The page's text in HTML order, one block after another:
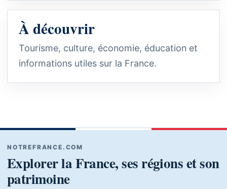
À découvrir
Tourisme, culture, économie, éducation et
informations utiles sur la France.
NOTREFRANCE.COM
Explorer la France, ses régions et son
patrimoine